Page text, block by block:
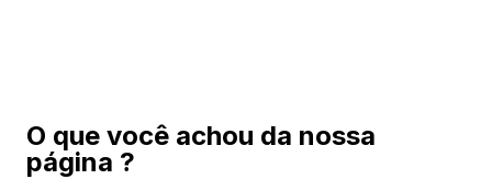
O que você achou da nossa
página ?